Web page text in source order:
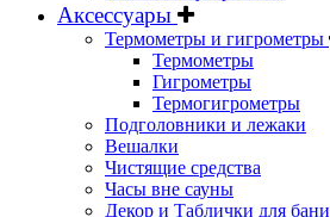
Аксессуары
Термометры и гигрометры
Термометры
Гигрометры
Термогигрометры
Подголовники и лежаки
Вешалки
Чистящие средства
Часы вне сауны
Декор и Таблички для бани